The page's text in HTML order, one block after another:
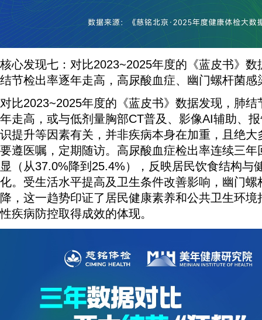
核心发现七：对比2023~2025年度的《蓝皮书》
结节检出率逐年走高，高尿酸血症、幽门螺杆菌感
对比2023~2025年度的《蓝皮书》数据发现，肺
年走高，或与低剂量胸部CT普及、影像AI辅助、
识提升等因素有关，并非疾病本身在加重，且绝
要遵医嘱，定期随访。高尿酸血症检出率连续三
显（从37.0%降到25.4%），反映居民饮食结构与
化。受生活水平提高及卫生条件改善影响，幽门
降，这一趋势印证了居民健康素养和公共卫生环
性疾病防控取得成效的体现。